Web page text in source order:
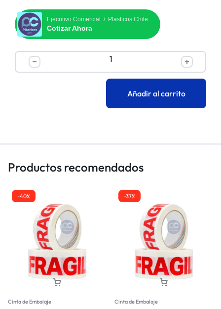
Ejecutivo Comercial / Plasticos Chile
Cotizar Ahora
Añadir al carrito
Productos recomendados
-40%
Cinta de Embalaje
-37%
Cinta de Embalaje